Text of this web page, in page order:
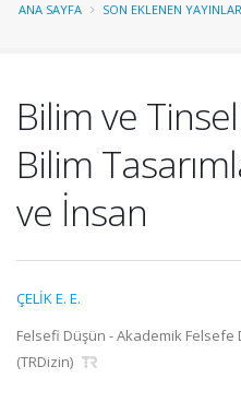
ANA SAYFA SON EKLENEN YAYINLAR
Bilim ve
Bilim
ve İnsan
ÇELİK E. E.
Felsefi Düşün - Akademik Felsefe
(TRDizin)